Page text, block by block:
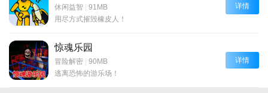
休闲益智 | 91MB
用尽方式摧毁橡皮人！
详情
惊魂乐园
冒险解密 | 90MB
逃离恐怖的游乐场！
详情